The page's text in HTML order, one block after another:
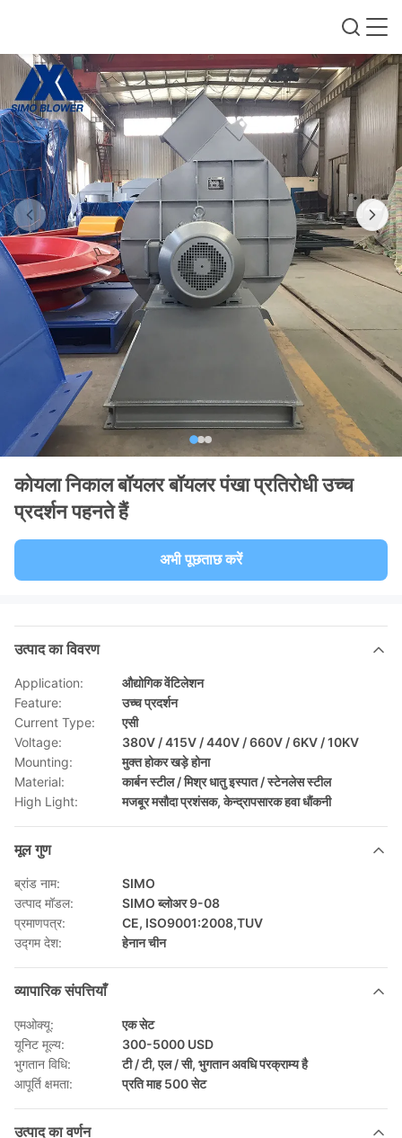
कोयला निकाल बॉयलर बॉयलर पंखा प्रतिरोधी उच्च
प्रदर्शन पहनते हैं
अभी पूछताछ करें
उत्पाद का विवरण
Application:
औद्योगिक वेंटिलेशन
Feature:
उच्च प्रदर्शन
Current Type:
एसी
Voltage:
380V / 415V / 440V / 660V / 6KV / 10KV
Mounting:
मुक्त होकर खड़े होना
Material:
कार्बन स्टील / मिश्र धातु इस्पात / स्टेनलेस स्टील
High Light:
मजबूर मसौदा प्रशंसक,केन्द्रापसारक हवा धौंकनी
मूल गुण
ब्रांड नाम:
SIMO
उत्पाद मॉडल:
SIMO ब्लोअर 9-08
प्रमाणपत्र:
CE, ISO9001:2008,TUV
उद्गम देश:
हेनान चीन
व्यापारिक संपत्तियाँ
एमओक्यू:
एक सेट
यूनिट मूल्य:
300-5000 USD
भुगतान विधि:
टी / टी, एल / सी, भुगतान अवधि परक्राम्य है
आपूर्ति क्षमता:
प्रति माह 500 सेट
उत्पाद का वर्णन